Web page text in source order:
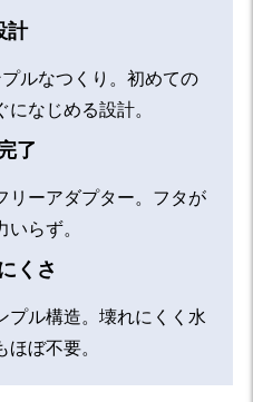
計
ルなつくり。初めての
なじめる設計。
了
リーアダプター。フタが
らず。
くさ
プル構造。壊れにくく水
ぼ不要。